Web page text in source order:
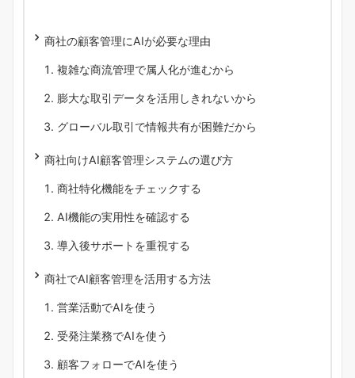
商社の顧客管理にAIが必要な理由
複雑な商流管理で属人化が進むから
膨大な取引データを活用しきれないから
グローバル取引で情報共有が困難だから
商社向けAI顧客管理システムの選び方
商社特化機能をチェックする
AI機能の実用性を確認する
導入後サポートを重視する
商社でAI顧客管理を活用する方法
営業活動でAIを使う
受発注業務でAIを使う
顧客フォローでAIを使う